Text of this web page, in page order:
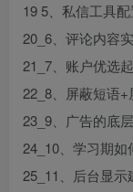
19 5、私信工具
20_6、评论内容
21_7、账户优选
22_8、屏蔽短语
23_9、广告的底
24_10、学习期如
25_11、后台显示